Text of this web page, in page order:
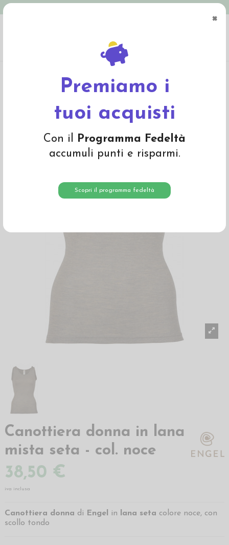
×
Premiamo i
tuoi acquisti
Con il Programma Fedeltà
accumuli punti e risparmi.
Scopri il programma fedeltà
Canottiera donna in lana
mista seta - col. noce
38,50 €
iva inclusa
Canottiera donna di Engel in lana seta colore noce, con
scollo tondo